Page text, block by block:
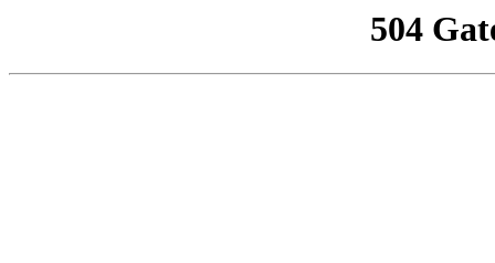
504